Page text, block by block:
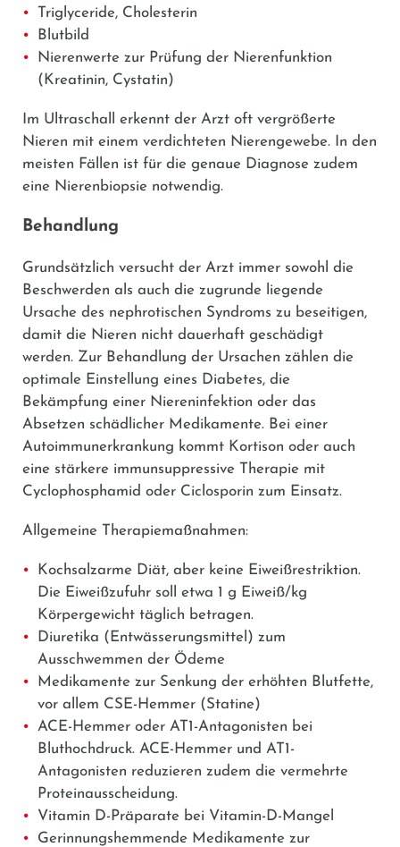
Triglyceride, Cholesterin
Blutbild
Nierenwerte zur Prüfung der Nierenfunktion
(Kreatinin, Cystatin)
Im Ultraschall erkennt der Arzt oft vergrößerte
Nieren mit einem verdichteten Nierengewebe. In den
meisten Fällen ist für die genaue Diagnose zudem
eine Nierenbiopsie notwendig.
Behandlung
Grundsätzlich versucht der Arzt immer sowohl die
Beschwerden als auch die zugrunde liegende
Ursache des nephrotischen Syndroms zu beseitigen,
damit die Nieren nicht dauerhaft geschädigt
werden. Zur Behandlung der Ursachen zählen die
optimale Einstellung eines Diabetes, die
Bekämpfung einer Niereninfektion oder das
Absetzen schädlicher Medikamente. Bei einer
Autoimmunerkrankung kommt Kortison oder auch
eine stärkere immunsuppressive Therapie mit
Cyclophosphamid oder Ciclosporin zum Einsatz.
Allgemeine Therapiemaßnahmen:
Kochsalzarme Diät, aber keine Eiweißrestriktion.
Die Eiweißzufuhr soll etwa 1 g Eiweiß/kg
Körpergewicht täglich betragen.
Diuretika (Entwässerungsmittel) zum
Ausschwemmen der Ödeme
Medikamente zur Senkung der erhöhten Blutfette,
vor allem CSE-Hemmer (Statine)
ACE-Hemmer oder AT1-Antagonisten bei
Bluthochdruck. ACE-Hemmer und AT1-
Antagonisten reduzieren zudem die vermehrte
Proteinausscheidung.
Vitamin D-Präparate bei Vitamin-D-Mangel
Gerinnungshemmende Medikamente zur